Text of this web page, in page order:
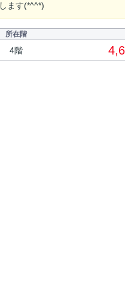
します(*^^*)
所在階
4階